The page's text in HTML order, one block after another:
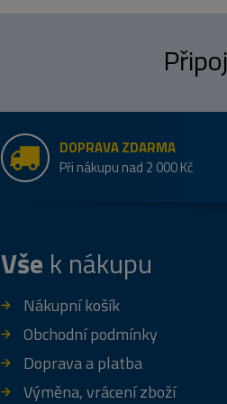
DOPRAVA ZDARMA
Při nákupu nad 2 000 Kč
Vše k nákupu
Nákupní košík
Obchodní podmínky
Doprava a platba
Výměna, vrácení zboží